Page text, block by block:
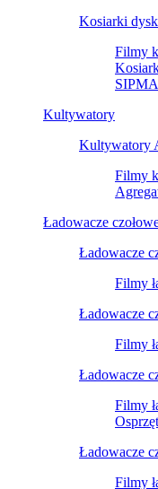
Kosiarki
Filmy
Kultywatory
Kultywatory
Filmy
Ładowacze
Ładowacze
Filmy
Ładowacze
Filmy
Ładowacze
Filmy
Ładowacze
Filmy